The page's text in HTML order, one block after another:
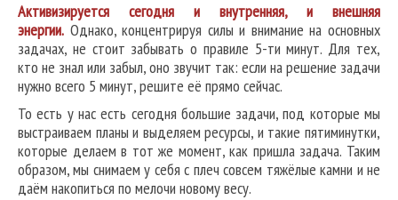
Активизируется сегодня и внутренняя, и внешняя
энергии. Однако, концентрируя силы и внимание на основных
задачах, не стоит забывать о правиле 5-ти минут. Для тех,
кто не знал или забыл, оно звучит так: если на решение задачи
нужно всего 5 минут, решите её прямо сейчас.
То есть у нас есть сегодня большие задачи, под которые мы
выстраиваем планы и выделяем ресурсы, и такие пятиминутки,
которые делаем в тот же момент, как пришла задача. Таким
образом, мы снимаем у себя с плеч совсем тяжёлые камни и не
даём накопиться по мелочи новому весу.